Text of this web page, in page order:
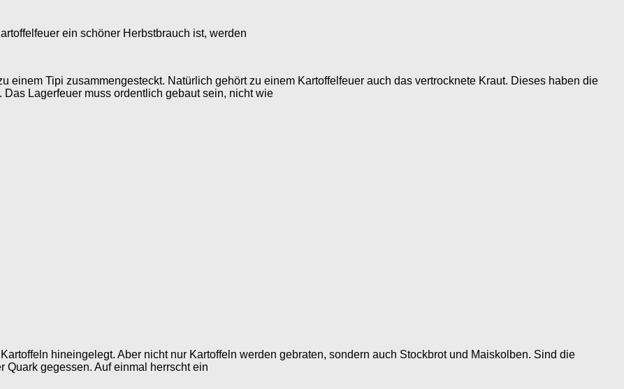
ein schöner Herbstbrauch ist, werden
einem Tipi zusammengesteckt. Natürlich gehört zu einem Kartoffelfeuer auch das vertrocknete Kraut. Dieses haben die
Lagerfeuer muss ordentlich gebaut sein, nicht wie
hineingelegt. Aber nicht nur Kartoffeln werden gebraten, sondern auch Stockbrot und Maiskolben. Sind die
Quark gegessen. Auf einmal herrscht ein